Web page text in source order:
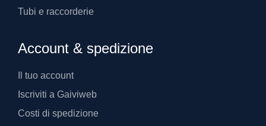
Tubi e raccorderie
Account & spedizione
Il tuo account
Iscriviti a Gaiviweb
Costi di spedizione